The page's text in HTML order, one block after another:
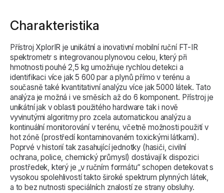
Charakteristika
Přístroj XplorIR je unikátní a inovativní mobilní ruční FT-IR
spektrometr s integrovanou plynovou celou, který při
hmotnosti pouhé 2,5 kg umožňuje rychlou detekci a
identifikaci více jak 5 600 par a plynů přímo v terénu a
současně také kvantitativní analýzu více jak 5000 látek. Tato
analýza je možná i ve směsích až do 6 komponent. Přístroj je
unikátní jak v oblasti použitého hardware tak i nově
vyvinutými algoritmy pro zcela automatickou analýzu a
kontinuální monitorování v terénu, včetně možnosti použití v
hot zóně (prostředí kontaminovaném toxickými látkami).
Poprvé v historií tak zasahující jednotky (hasiči, civilní
ochrana, police, chemický průmysl) dostávají k dispozici
prostředek, který je „v ručním formátu“ schopen detekovat s
vysokou spolehlivostí takto široké spektrum plynných látek,
a to bez nutnosti speciálních znalostí ze strany obsluhy.